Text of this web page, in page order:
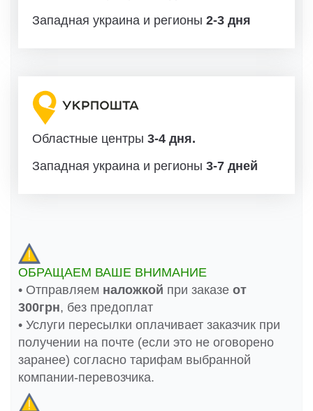
Западная украина и регионы 2-3 дня
Областные центры 3-4 дня.
Западная украина и регионы 3-7 дней
ОБРАЩАЕМ ВАШЕ ВНИМАНИЕ
• Отправляем наложкой при заказе от
300грн, без предоплат
• Услуги пересылки оплачивает заказчик при
получении на почте (если это не оговорено
заранее) согласно тарифам выбранной
компании-перевозчика.